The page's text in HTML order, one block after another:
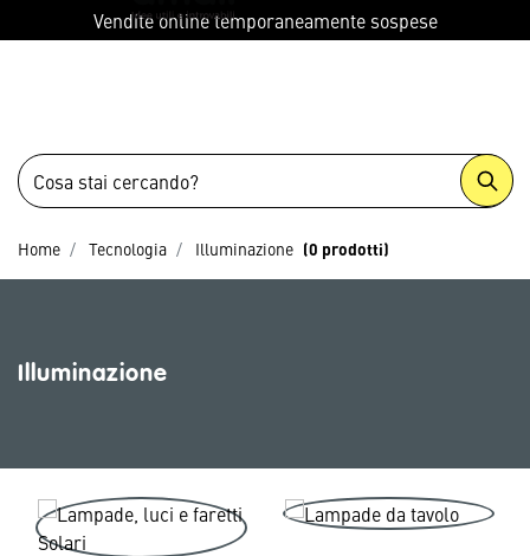
Vendite online temporaneamente sospese
Home Tecnologia Illuminazione (0 prodotti)
Illuminazione